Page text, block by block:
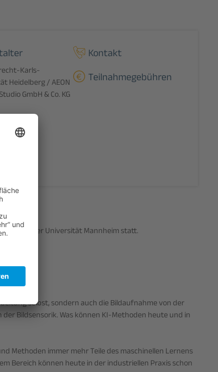
Karls-
Heidelberg / AEON
GmbH & Co. KG
Plätze
Kontakt
Teilnahmegebühren
an der Universität Mannheim statt.
selbst, sondern auch die Bildaufnahme von der
Bildsensorik. Was können KI-Methoden heute und in
Methoden immer mehr Teile des maschinellen Lernens
Bereich können heute in der industriellen Praxis schon